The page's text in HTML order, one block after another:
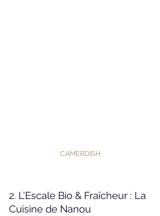
CAMERDISH
2. L’Escale Bio & Fraîcheur : La
Cuisine de Nanou